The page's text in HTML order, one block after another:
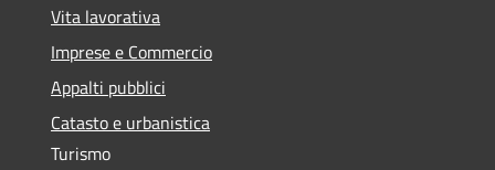
Vita lavorativa
Imprese e Commercio
Appalti pubblici
Catasto e urbanistica
Turismo